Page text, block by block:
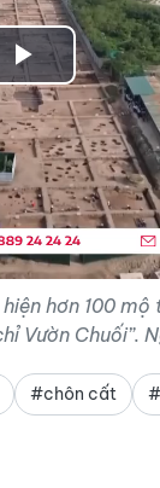
Play
Video
hơn 100
Vườn Chuối”.
#chôn cất